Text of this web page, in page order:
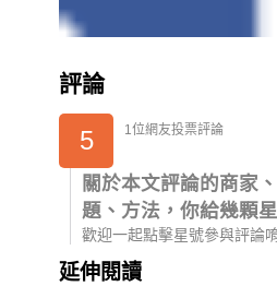
評論
5 1位網友投票評論
關於本文評論的商家
題、方法，你給幾顆
歡迎一起點擊星號參與評論唷
延伸閱讀